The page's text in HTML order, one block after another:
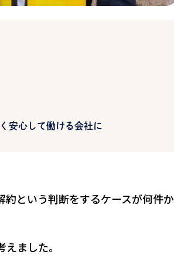
安心して働ける会社に
という判断をするケースが何件か
ました。